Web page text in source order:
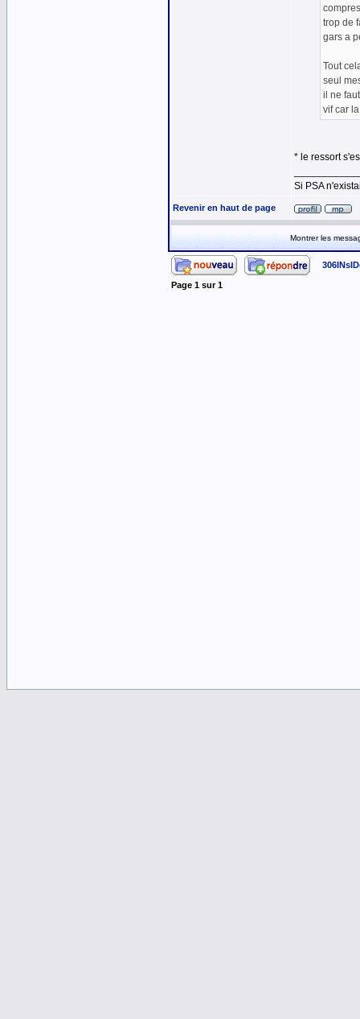
trop de
gars a
Tout
seul
il ne
vif car
* le ressort
Si PSA
Revenir en haut de page
Montrer les
Page 1 sur1